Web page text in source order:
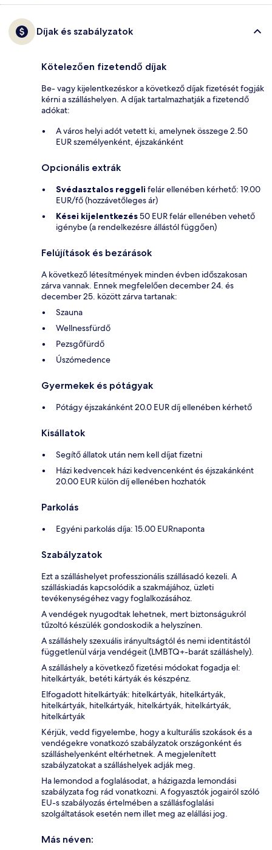
Díjak és szabályzatok
Kötelezően fizetendő díjak
Be- vagy kijelentkezéskor a következő díjak fizetését fogják
kérni a szálláshelyen. A díjak tartalmazhatják a fizetendő
adókat:
A város helyi adót vetett ki, amelynek összege 2.50
EUR személyenként, éjszakánként
Opcionális extrák
Svédasztalos reggeli felár ellenében kérhető: 19.00
EUR/fő (hozzávetőleges ár)
Kései kijelentkezés50 EUR felár ellenében vehető
igénybe (a rendelkezésre állástól függően)
Felújítások és bezárások
A következő létesítmények minden évben időszakosan
zárva vannak. Ennek megfelelően december 24. és
december 25. között zárva tartanak:
Szauna
Wellnessfürdő
Pezsgőfürdő
Úszómedence
Gyermekek és pótágyak
Pótágy éjszakánként 20.0 EUR díj ellenében kérhető
Kisállatok
Segítő állatok után nem kell díjat fizetni
Házi kedvencek házi kedvencenként és éjszakánként
20.00 EUR külön díj ellenében hozhatók
Parkolás
Egyéni parkolás díja: 15.00 EURnaponta
Szabályzatok
Ezt a szálláshelyet professzionális szállásadó kezeli. A
szálláskiadás kapcsolódik a szakmájához, üzleti
tevékenységéhez vagy foglalkozásához.
A vendégek nyugodtak lehetnek, mert biztonságukról
tűzoltó készülék gondoskodik a helyszínen.
A szálláshely szexuális irányultságtól és nemi identitástól
függetlenül várja vendégeit (LMBTQ+-barát szálláshely).
A szálláshely a következő fizetési módokat fogadja el:
hitelkártyák, betéti kártyák és készpénz.
Elfogadott hitelkártyák: hitelkártyák, hitelkártyák,
hitelkártyák, hitelkártyák, hitelkártyák, hitelkártyák,
hitelkártyák
Kérjük, vedd figyelembe, hogy a kulturális szokások és a
vendégekre vonatkozó szabályzatok országonként és
szálláshelyenként eltérhetnek. A megjelenített
szabályzatokat a szálláshelyek adják meg.
Ha lemondod a foglalásodat, a házigazda lemondási
szabályzata fog rád vonatkozni. A fogyasztók jogairól szóló
EU-s szabályozás értelmében a szállásfoglalási
szolgáltatások esetén nem illet meg az elállási jog.
Más néven: